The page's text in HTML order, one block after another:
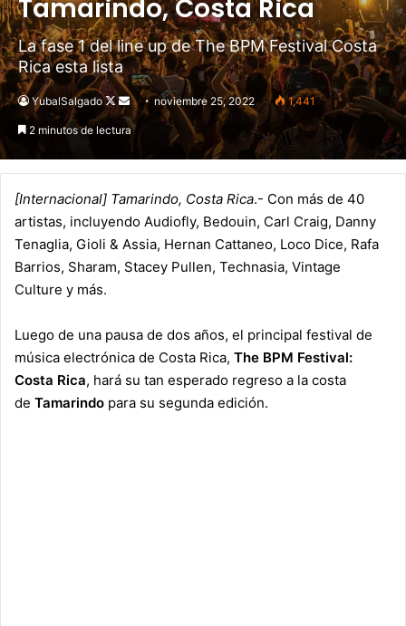
Tamarindo, Costa Rica
La fase 1 del line up de The BPM Festival Costa
Rica esta lista
YubalSalgado
Follow
on
Send
an
noviembre 25, 2022 1,441
2 minutos de lectura
[Internacional] Tamarindo, Costa Rica.- Con más de 40
artistas, incluyendo Audiofly, Bedouin, Carl Craig, Danny
Tenaglia, Gioli & Assia, Hernan Cattaneo, Loco Dice, Rafa
Barrios, Sharam, Stacey Pullen, Technasia, Vintage
Culture y más.
Luego de una pausa de dos años, el principal festival de
música electrónica de Costa Rica, The BPM Festival:
Costa Rica, hará su tan esperado regreso a la costa
de Tamarindo para su segunda edición.